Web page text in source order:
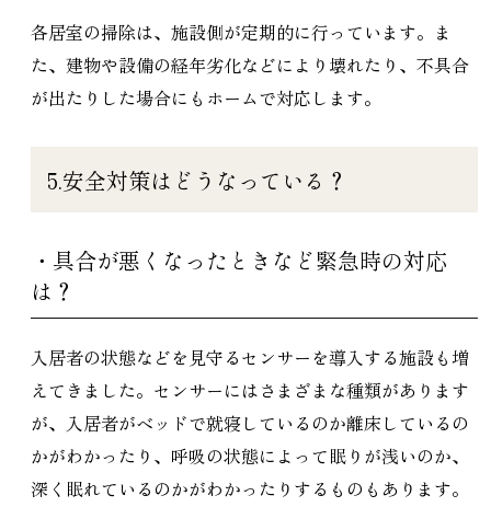
各居室の掃除は、施設側が定期的に行っています。ま
た、建物や設備の経年劣化などにより壊れたり、不具合
が出たりした場合にもホームで対応します。
5.安全対策はどうなっている？
・具合が悪くなったときなど緊急時の対応
は？
入居者の状態などを見守るセンサーを導入する施設も増
えてきました。センサーにはさまざまな種類があります
が、入居者がベッドで就寝しているのか離床しているの
かがわかったり、呼吸の状態によって眠りが浅いのか、
深く眠れているのかがわかったりするものもあります。